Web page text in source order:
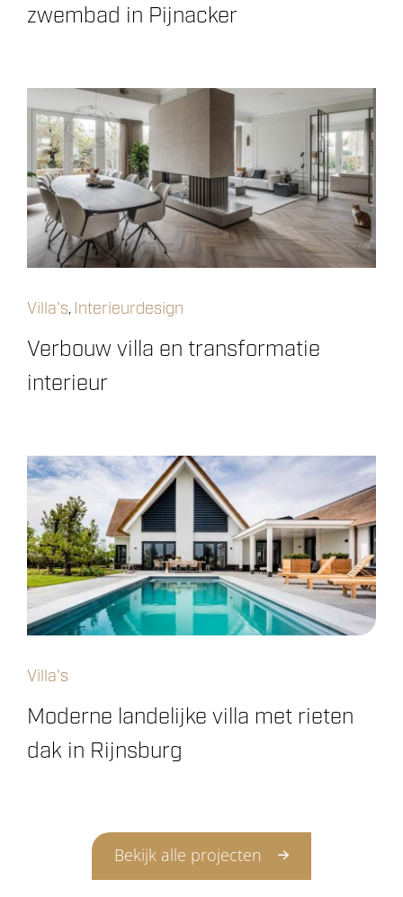
zwembad in Pijnacker
Verbouw villa en transformatie
interieur
Villa's, Interieurdesign
Moderne landelijke villa met rieten
dak in Rijnsburg
Villa's
Bekijk alle projecten